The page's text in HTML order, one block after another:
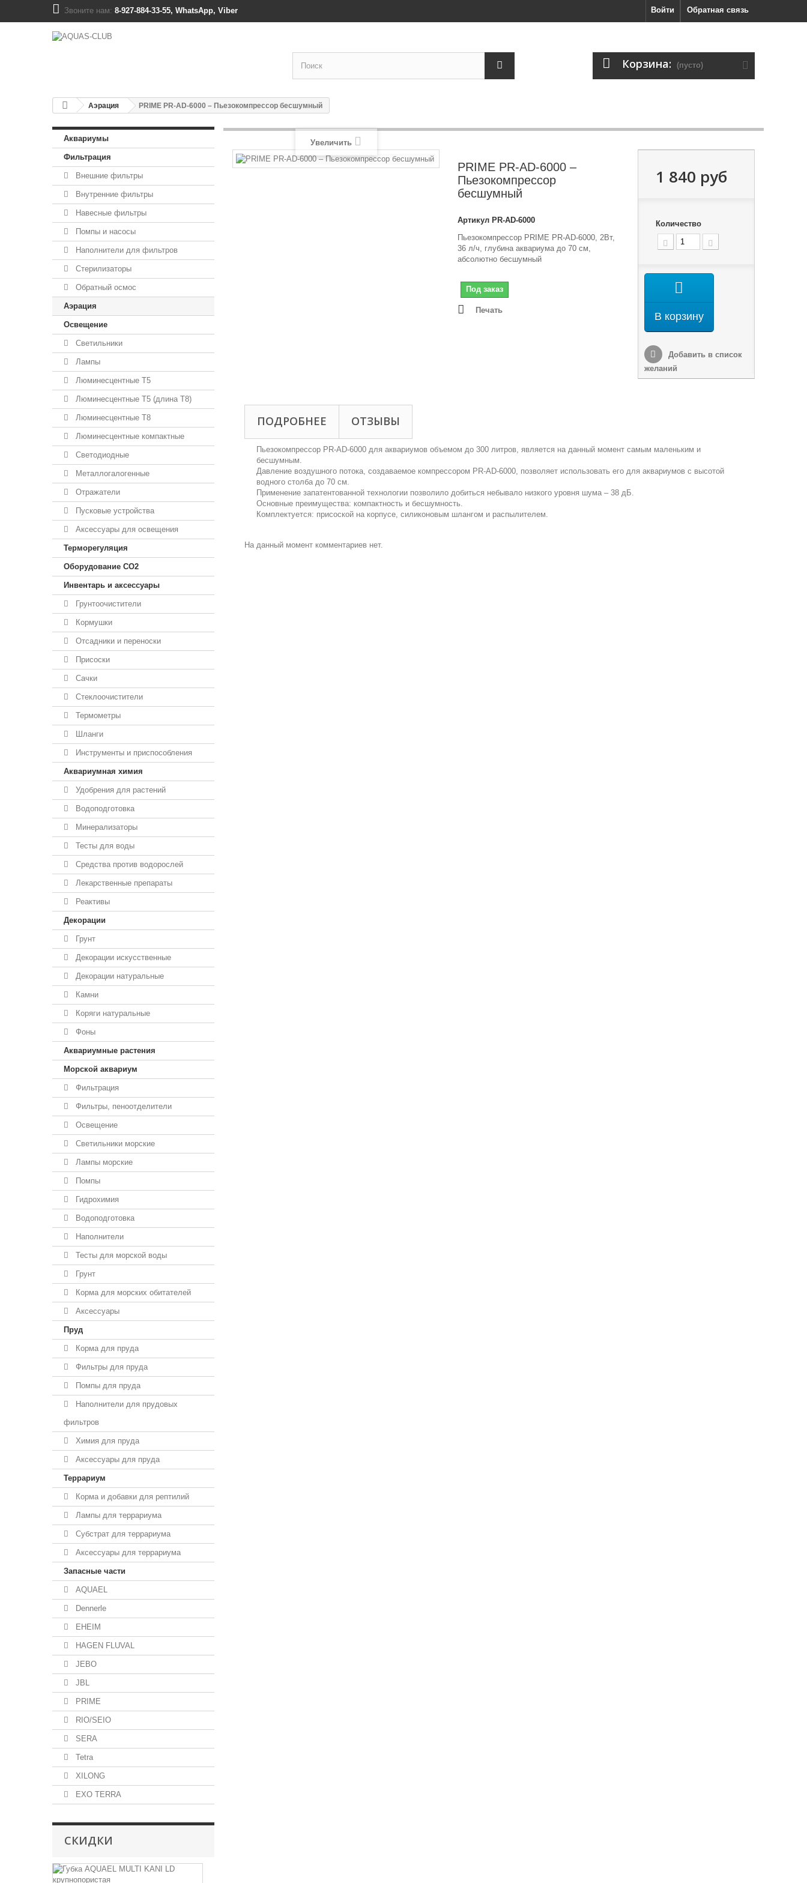
Обратная связь
Звоните нам: 8-927-884-33-55, WhatsApp, Viber Войти
Корзина: (пусто)
Аэрация PRIME PR-AD-6000 – Пьезокомпрессор бесшумный
Аквариумы
Фильтрация
Внешние фильтры
Внутренние фильтры
Навесные фильтры
Помпы и насосы
Наполнители для фильтров
Стерилизаторы
Обратный осмос
Аэрация
Освещение
Светильники
Лампы
Люминесцентные T5
Люминесцентные T5 (длина T8)
Люминесцентные T8
Люминесцентные компактные
Светодиодные
Металлогалогенные
Отражатели
Пусковые устройства
Аксессуары для освещения
Терморегуляция
Оборудование CO2
Инвентарь и аксессуары
Грунтоочистители
Кормушки
Отсадники и переноски
Присоски
Сачки
Стеклоочистители
Термометры
Шланги
Инструменты и приспособления
Аквариумная химия
Удобрения для растений
Водоподготовка
Минерализаторы
Тесты для воды
Средства против водорослей
Лекарственные препараты
Реактивы
Декорации
Грунт
Декорации искусственные
Декорации натуральные
Камни
Коряги натуральные
Фоны
Аквариумные растения
Морской аквариум
Фильтрация
Фильтры, пеноотделители
Освещение
Светильники морские
Лампы морские
Помпы
Гидрохимия
Водоподготовка
Наполнители
Тесты для морской воды
Грунт
Корма для морских обитателей
Аксессуары
Пруд
Корма для пруда
Фильтры для пруда
Помпы для пруда
Наполнители для прудовых
фильтров
Химия для пруда
Аксессуары для пруда
Террариум
Корма и добавки для рептилий
Лампы для террариума
Субстрат для террариума
Аксессуары для террариума
Запасные части
AQUAEL
Dennerle
EHEIM
HAGEN FLUVAL
JEBO
JBL
PRIME
RIO/SEIO
SERA
Tetra
XILONG
EXO TERRA
СКИДКИ
Увеличить
PRIME PR-AD-6000 –
Пьезокомпрессор
бесшумный
Артикул PR-AD-6000
Пьезокомпрессор PRIME PR-AD-6000, 2Вт,
36 л/ч, глубина аквариума до 70 см,
абсолютно бесшумный
Под заказ
Печать
1 840 руб
Количество
В корзину
Добавить в список
желаний
ПОДРОБНЕЕ ОТЗЫВЫ
Пьезокомпрессор PR-AD-6000 для аквариумов объемом до 300 литров, является на данный момент самым маленьким и
бесшумным.
Давление воздушного потока, создаваемое компрессором PR-AD-6000, позволяет использовать его для аквариумов с высотой
водного столба до 70 см.
Применение запатентованной технологии позволило добиться небывало низкого уровня шума – 38 дБ.
Основные преимущества: компактность и бесшумность.
Комплектуется: присоской на корпусе, силиконовым шлангом и распылителем.
На данный момент комментариев нет.